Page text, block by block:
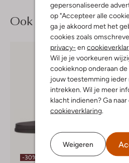
gepersonaliseerde
op "Accepteer alle
ga je akkoord met het
cookies zoals
privacy- en
Wil je je voorkeuren
cookieknop onderaan de
jouw toestemming ieder
intrekken. Wil je meer
klacht indienen? Ga naar
cookieverklaring.
Weigeren
Ook iets voor jou?
-30% -50%